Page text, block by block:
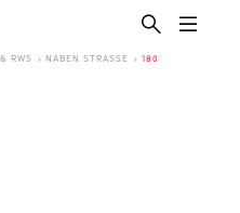
RWS NABEN STRASSE 180